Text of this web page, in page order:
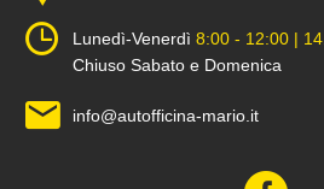
Lunedì-Venerdì 8:00 - 12:00 |
Chiuso Sabato e Domenica
info@autofficina-mario.it